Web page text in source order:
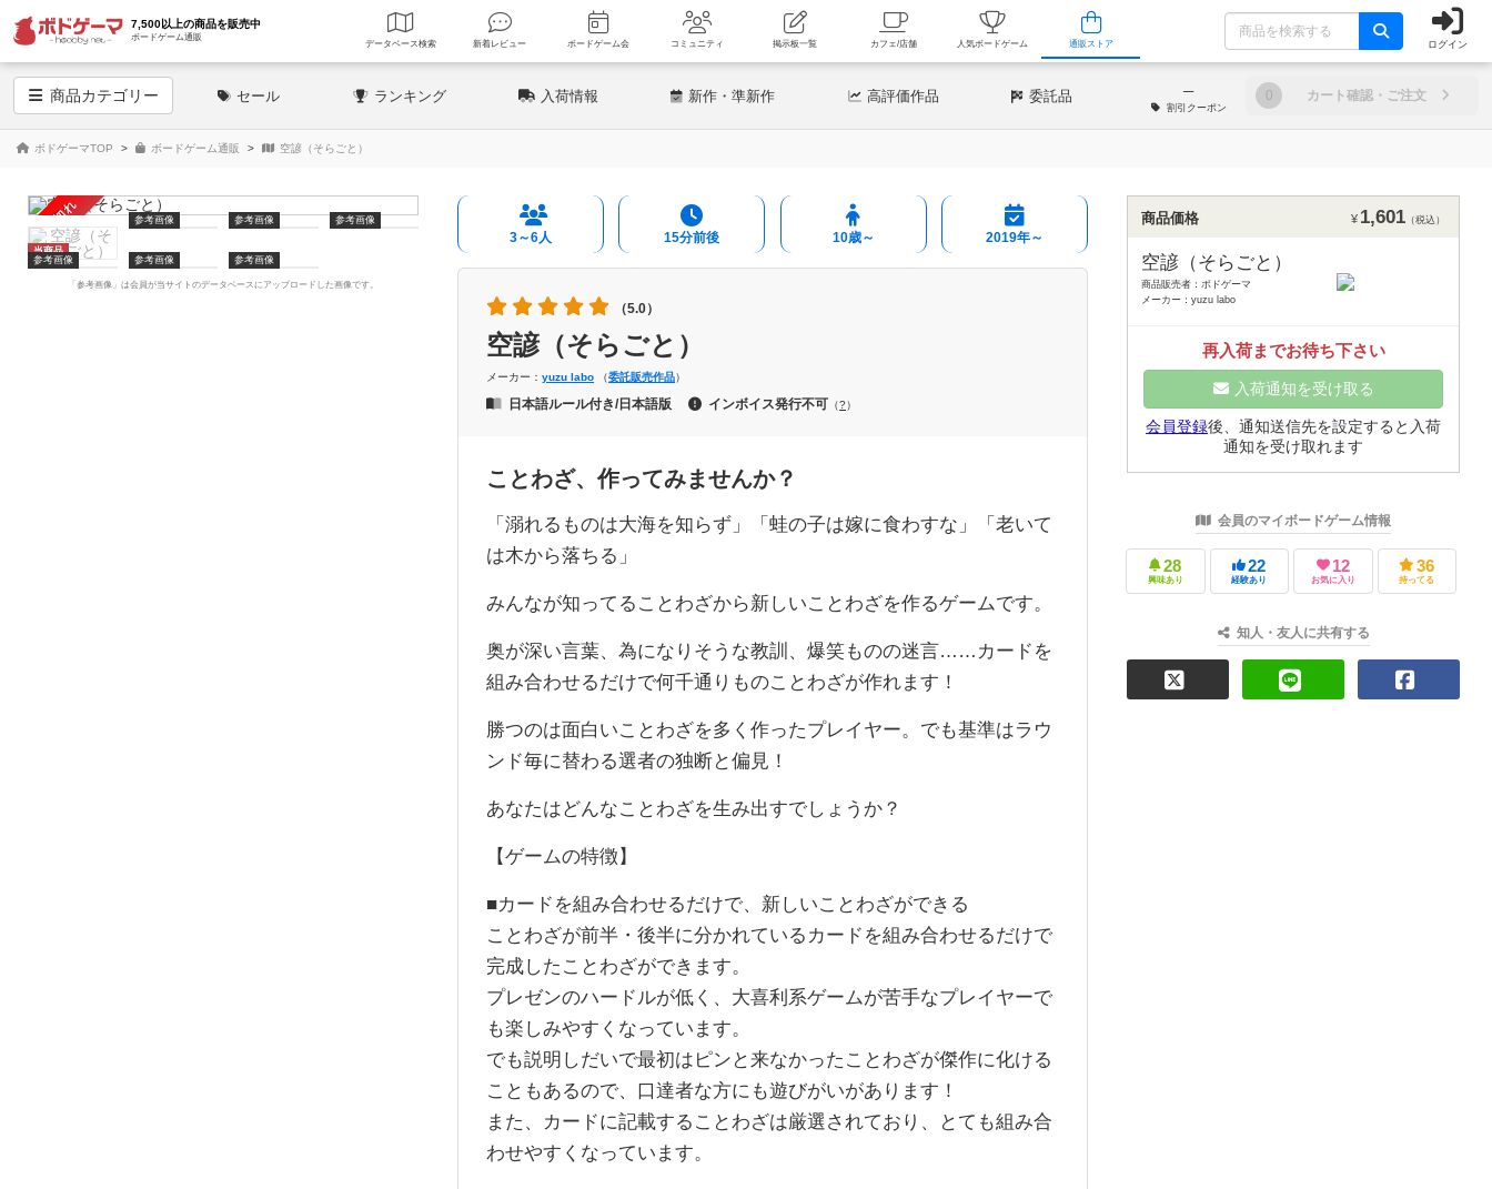
7,500以上の商品を販売中
ボードゲーム通販
データベース 検索 新着レビュー ボードゲーム会 コミュニティ 掲示板一覧 カフェ/店舗 人気ボードゲーム 通販ストア ログイン
商品カテゴリー セール ランキング 入荷情報 新作 ・準新作 高評価作品 委託品 ─
割引 クーポン
0 カート確認・ご注文
ボドゲーマTOP ボードゲーム通販 空諺（そらごと）
売り切れ
当商品
参考画像 参考画像 参考画像
参考画像 参考画像 参考画像
「参考画像」は会員が当サイトのデータベースにアップロードした画像です。
3～6人 15分前後 10歳～ 2019年～
（5.0）
空諺（そらごと）
メーカー：yuzu labo （委託販売作品）
日本語ルール付き/日本語版 インボイス発行不可 （?）
ことわざ、作ってみませんか？
「溺れるものは大海を知らず」「蛙の子は嫁に食わすな」「老いて
は木から落ちる」
みんなが知ってることわざから新しいことわざを作るゲームです。
奥が深い言葉、為になりそうな教訓、爆笑ものの迷言……カードを
組み合わせるだけで何千通りものことわざが作れます！
勝つのは面白いことわざを多く作ったプレイヤー。でも基準はラウ
ンド毎に替わる選者の独断と偏見！
あなたはどんなことわざを生み出すでしょうか？
【ゲームの特徴】
■カードを組み合わせるだけで、新しいことわざができる
ことわざが前半・後半に分かれているカードを組み合わせるだけで
完成したことわざができます。
プレゼンのハードルが低く、大喜利系ゲームが苦手なプレイヤーで
も楽しみやすくなっています。
でも説明しだいで最初はピンと来なかったことわざが傑作に化ける
こともあるので、口達者な方にも遊びがいがあります！
また、カードに記載することわざは厳選されており、とても組み合
わせやすくなっています。
商品価格 ¥ 1,601 （税込）
空諺（そらごと）
商品販売者：ボドゲーマ
メーカー：yuzu labo
再入荷までお待ち下さい
入荷通知を受け取る
会員登録後、通知送信先を設定すると入荷
通知を受け取れます
会員のマイボードゲーム情報
28
興味あり
22
経験あり
12
お気に入り
36
持ってる
知人・友人に共有する